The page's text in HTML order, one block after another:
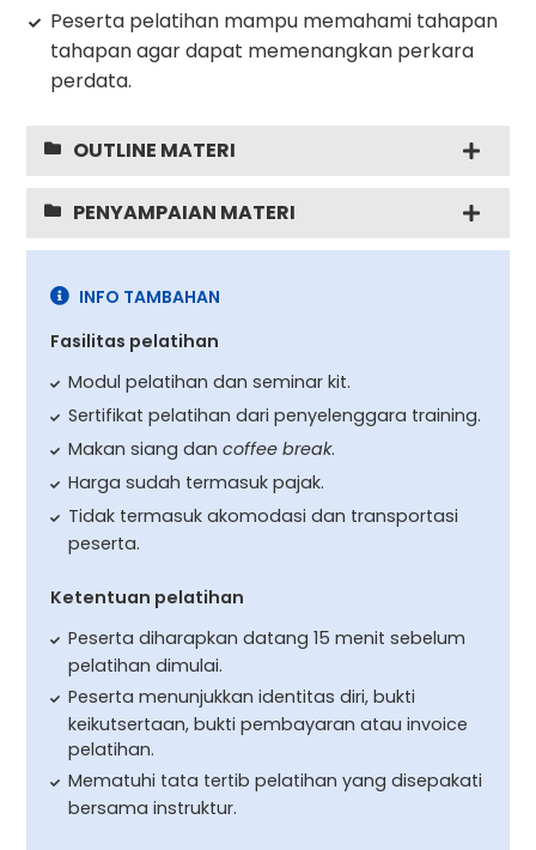
Peserta pelatihan mampu memahami tahapan
tahapan agar dapat memenangkan perkara
perdata.
OUTLINE MATERI
PENYAMPAIAN MATERI
INFO TAMBAHAN
Fasilitas pelatihan
Modul pelatihan dan seminar kit.
Sertifikat pelatihan dari penyelenggara training.
Makan siang dancoffee break.
Harga sudah termasuk pajak.
Tidak termasuk akomodasi dan transportasi
peserta.
Ketentuan pelatihan
Peserta diharapkan datang 15 menit sebelum
pelatihan dimulai.
Peserta menunjukkan identitas diri, bukti
keikutsertaan, bukti pembayaran atau invoice
pelatihan.
Mematuhi tata tertib pelatihan yang disepakati
bersama instruktur.